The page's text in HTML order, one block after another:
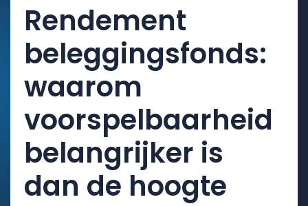
Rendement
beleggingsfonds:
waarom
voorspelbaarheid
belangrijker is
dan de hoogte